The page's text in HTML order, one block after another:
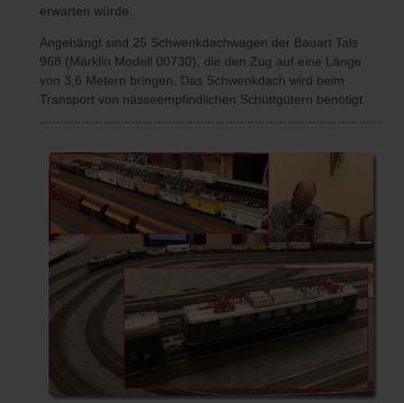
erwarten würde.
Angehängt sind 25 Schwenkdachwagen der Bauart Tals
968 (Märklin Modell 00730), die den Zug auf eine Länge
von 3,6 Metern bringen. Das Schwenkdach wird beim
Transport von nässeempfindlichen Schüttgütern benötigt.